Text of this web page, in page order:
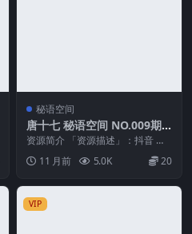
秘语空间
唐十七 秘语空间 NO.009期
最新至：2025.8.30
资源简介 「资源描述」：抖音 唐
十七 秘语空间 NO.009期 【2P1
V】最新...
11 月前 5.0K 20
VIP